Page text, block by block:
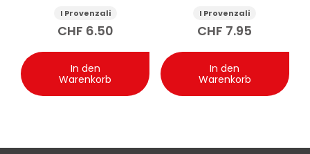
Seideneffekt
Sheabutter und
I Provenzali
CHF 6.50
In den
Warenkorb
I Provenzali
CHF 7.95
In den
Warenkorb